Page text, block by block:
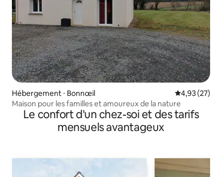
Hébergement ⋅ Bonnœil Évaluation
4,93 (27)
Maison pour les familles et amoureux de la nature
Le confort d'un chez-soi et des tarifs
mensuels avantageux